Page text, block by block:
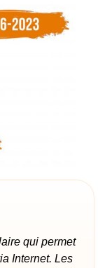
qui permet
Internet. Les